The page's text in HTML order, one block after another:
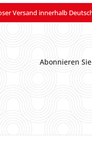
Versand innerhalb
Abonnieren